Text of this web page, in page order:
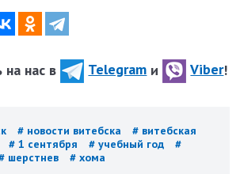
нас в Telegram и Viber!
# новости витебска
# витебская
# 1 сентября # учебный год
#
шерстнев # хома